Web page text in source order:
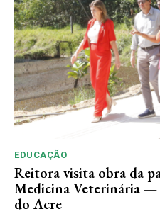
EDUCAÇÃO
Reitora visita obra da
Medicina Veterinária —
do Acre